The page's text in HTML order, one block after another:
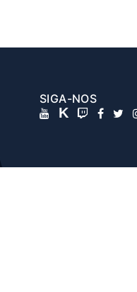
SIGA-NOS
K